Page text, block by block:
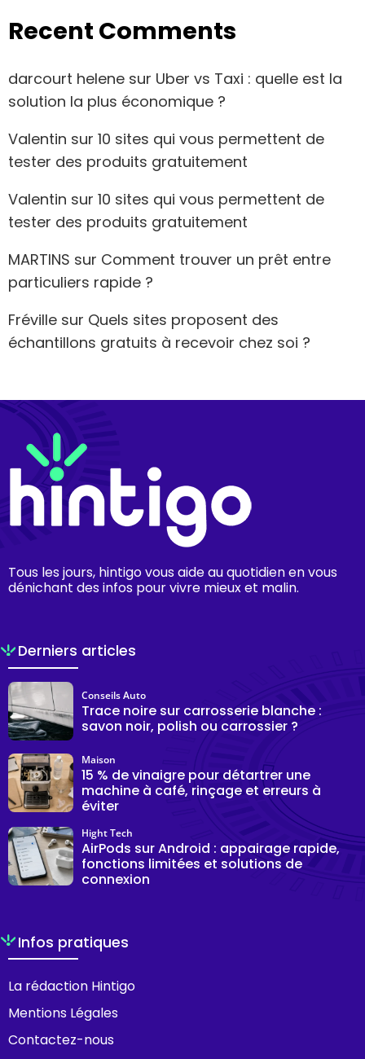
Recent Comments
darcourt helene sur Uber vs Taxi : quelle est la
solution la plus économique ?
Valentin sur 10 sites qui vous permettent de
tester des produits gratuitement
Valentin sur 10 sites qui vous permettent de
tester des produits gratuitement
MARTINS sur Comment trouver un prêt entre
particuliers rapide ?
Fréville sur Quels sites proposent des
échantillons gratuits à recevoir chez soi ?
Tous les jours, hintigo vous aide au quotidien en vous
dénichant des infos pour vivre mieux et malin.
Derniers articles
Trace noire sur carrosserie blanche :
savon noir, polish ou carrossier ?
Conseils Auto
15 % de vinaigre pour détartrer une
machine à café, rinçage et erreurs à
éviter
Maison
AirPods sur Android : appairage rapide,
fonctions limitées et solutions de
connexion
Hight Tech
Infos pratiques
La rédaction Hintigo
Mentions Légales
Contactez-nous